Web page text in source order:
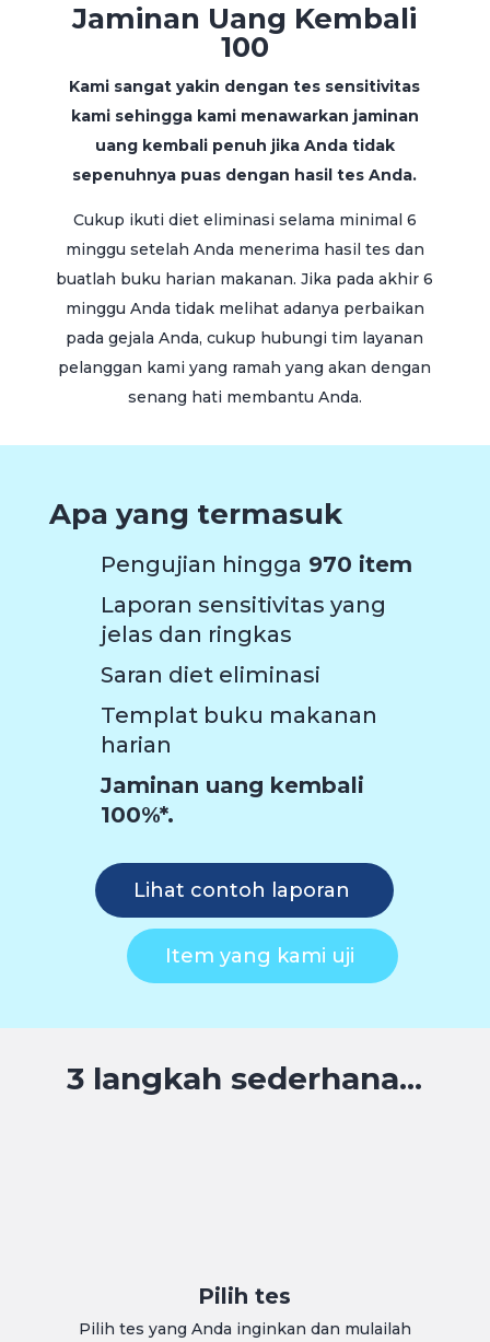
Jaminan Uang Kembali
100
Kami sangat yakin dengan tes sensitivitas
kami sehingga kami menawarkan jaminan
uang kembali penuh jika Anda tidak
sepenuhnya puas dengan hasil tes Anda.
Cukup ikuti diet eliminasi selama minimal 6
minggu setelah Anda menerima hasil tes dan
buatlah buku harian makanan. Jika pada akhir 6
minggu Anda tidak melihat adanya perbaikan
pada gejala Anda, cukup hubungi tim layanan
pelanggan kami yang ramah yang akan dengan
senang hati membantu Anda.
Apa yang termasuk
Pengujian hingga 970 item
Laporan sensitivitas yang
jelas dan ringkas
Saran diet eliminasi
Templat buku makanan
harian
Jaminan uang kembali
100%*.
Lihat contoh laporan
Item yang kami uji
3 langkah sederhana...
Pilih tes
Pilih tes yang Anda inginkan dan mulailah